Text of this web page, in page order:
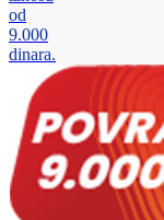
od
9.000
dinara.